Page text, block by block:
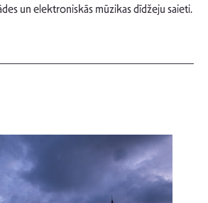
un elektroniskās mūzikas dīdžeju saieti.